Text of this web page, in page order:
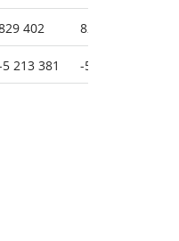
402 829 052
213 381 -5 308 288